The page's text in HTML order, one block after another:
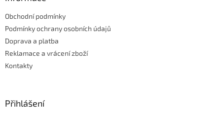
Obchodní podmínky
Podmínky ochrany osobních údajů
Doprava a platba
Reklamace a vrácení zboží
Kontakty
Přihlášení